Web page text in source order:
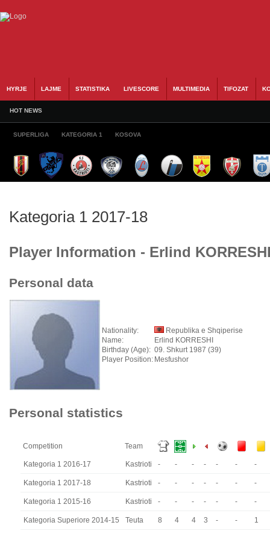
HYRJE LAJME STATISTIKA LIVESCORE MULTIMEDIA TIFOZAT
HOT NEWS
SUPERLIGA KATEGORIA 1 KOSOVA
Kategoria 1 2017-18
Player Information - Erlind
Personal data
Nationality:
Republika e Shqiperise
Name:
Erlind KORRESHI
Birthday (Age): 09. Shkurt 1987 (39)
Player Position: Mesfushor
Personal statistics
Competition Team
Kategoria 1 2016-17 Kastrioti - - - - - - -
Kategoria 1 2017-18 Kastrioti - - - - - - -
Kategoria 1 2015-16 Kastrioti - - - - - - -
Kategoria Superiore 2014-15 Teuta 8 4 4 3 - - 1